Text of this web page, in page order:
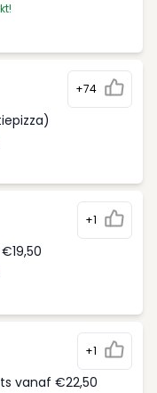
+74
+1
+1
vanaf €22,50